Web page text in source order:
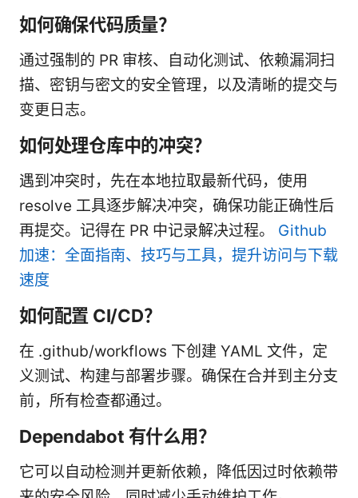
如何确保代码质量？
通过强制的 PR 审核、自动化测试、依赖漏洞扫
描、密钥与密文的安全管理，以及清晰的提交与
变更日志。
如何处理仓库中的冲突？
遇到冲突时，先在本地拉取最新代码，使用
resolve 工具逐步解决冲突，确保功能正确性后
再提交。记得在 PR 中记录解决过程。 Github
加速：全面指南、技巧与工具，提升访问与下载
速度
如何配置 CI/CD？
在 .github/workflows 下创建 YAML 文件，定
义测试、构建与部署步骤。确保在合并到主分支
前，所有检查都通过。
Dependabot 有什么用？
它可以自动检测并更新依赖，降低因过时依赖带